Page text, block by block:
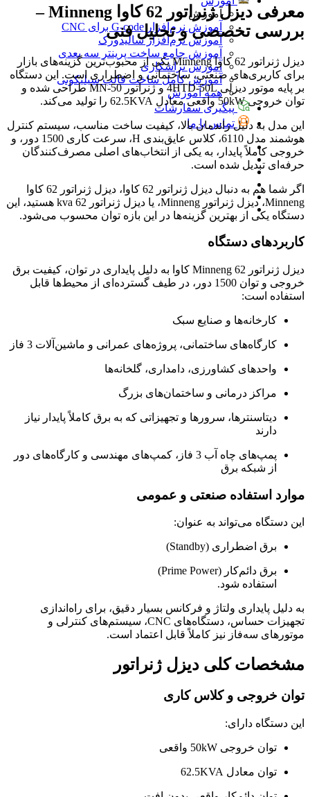
آموزش
آموزش نرم‌افزار G-code برای CNC
آموزش نرم‌افزار سالیدورک
آموزش جامع ساخت پرینتر سه بعدی
آموزش تراشکاری
آموزش کامل ساخت قالب سیلیکونی
همه آموزش
پیگیری سفارشات
تماس با ما
معرفی
دیزل ژنراتور 62 کاوا Minneng –
بررسی تخصصی و تحلیل فنی
دیزل ژنراتور 62 کاوا Minneng یکی از محبوب‌ترین گزینه‌های بازار
برای کاربری‌های صنعتی، ساختمانی و اضطراری است. این دستگاه
بر پایه موتور دیزلی 4HTD-50L و ژنراتور MN-50 طراحی شده و
توان خروجی 50kW واقعی معادل 62.5KVA را تولید می‌کند.
این مدل به دلیل راندمان بالا، کیفیت ساخت مناسب، سیستم کنترل
هوشمند مدل 6110، کلاس عایق‌بندی H، سرعت کاری 1500 دور، و
خروجی کاملاً پایدار، به یکی از انتخاب‌های اصلی مصرف‌کنندگان
حرفه‌ای تبدیل شده است.
اگر شما هم به دنبال دیزل ژنراتور 62 کاوا، دیزل ژنراتور 62 کاوا
Minneng، دیزل ژنراتور Minneng، یا دیزل ژنراتور 62 kva هستید، این
دستگاه یکی از بهترین گزینه‌ها در این بازه توان محسوب می‌شود.
کاربردهای دستگاه
دیزل ژنراتور Minneng 62 کاوا به دلیل پایداری در توان، کیفیت برق
خروجی و توان 1500 دور، در طیف گسترده‌ای از محیط‌ها قابل
استفاده است:
کارخانه‌ها و صنایع سبک
کارگاه‌های ساختمانی، پروژه‌های عمرانی و ماشین‌آلات 3 فاز
واحدهای کشاورزی، دامداری، گلخانه‌ها
مراکز درمانی و ساختمان‌های بزرگ
دیتاسنترها، سرورها و تجهیزاتی که به برق کاملاً پایدار نیاز
دارند
پمپ‌های چاه آب 3 فاز، کمپ‌های مهندسی و کارگاه‌های دور
از شبکه برق
موارد استفاده صنعتی و عمومی
این دستگاه می‌تواند به عنوان:
برق اضطراری (Standby)
برق دائم‌کار (Prime Power)
استفاده شود.
به دلیل پایداری ولتاژ و فرکانس بسیار دقیق، برای راه‌اندازی
تجهیزات حساس، دستگاه‌های CNC، سیستم‌های کنترلی و
موتورهای سه‌فاز نیز کاملاً قابل اعتماد است.
مشخصات کلی دیزل ژنراتور
توان خروجی و کلاس کاری
این دستگاه دارای:
توان خروجی 50kW واقعی
توان معادل 62.5KVA